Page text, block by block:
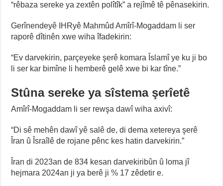
“rêbaza sereke ya zextên polîtîk” a rejîmê tê pênasekirin.
Gerînendeyê IHRyê Mahmûd Amîrî-Mogaddam li ser
raporê dîtinên xwe wiha îfadekirin:
“Ev darvekirin, parçeyeke şerê komara Îslamî ye ku ji bo
li ser kar bimîne li hemberê gelê xwe bi kar tîne.”
Stûna sereke ya sîstema şerîetê
Amîrî-Mogaddam li ser rewşa dawî wiha axivî:
“Di sê mehên dawî yê salê de, di dema xetereya şerê
Îran û Îsraîlê de rojane pênc kes hatin darvekirin.”
Îran di 2023an de 834 kesan darvekiribûn û loma jî
hejmara 2024an ji ya berê ji % 17 zêdetir e.